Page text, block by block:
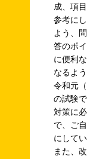
成、項
参考に
よう、
答のポ
に便利
なるよ
令和元
の試験
対策に
で、ご
にして
また、